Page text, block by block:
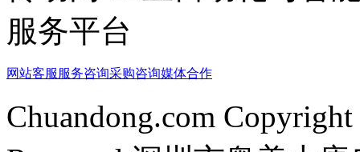
服务平台
网站客服 服务咨询采购咨询媒体合作
Chuandong.com